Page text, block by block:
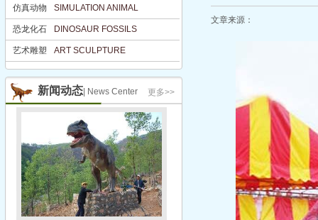
仿真动物 SIMULATION ANIMAL
仿真动物 SIMULATION ANIMAL
恐龙化石 DINOSAUR FOSSILS
艺术雕塑 ART SCULPTURE
更多>>
新闻动态 | News Center
文章来源：